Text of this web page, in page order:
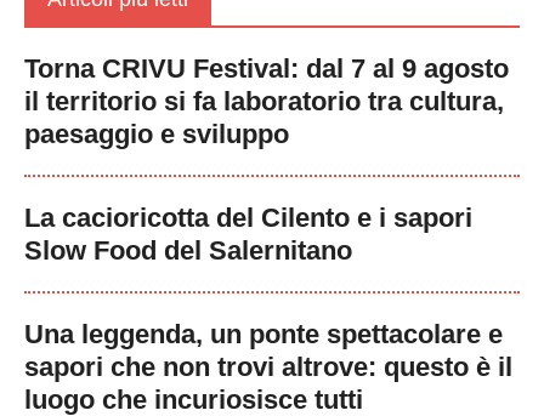
Torna CRIVU Festival: dal 7 al 9 agosto
il territorio si fa laboratorio tra cultura,
paesaggio e sviluppo
La cacioricotta del Cilento e i sapori
Slow Food del Salernitano
Una leggenda, un ponte spettacolare e
sapori che non trovi altrove: questo è il
luogo che incuriosisce tutti